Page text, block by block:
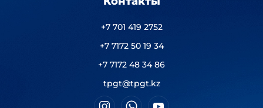
+7 701 419 2752
+7 7172 50 19 34
+7 7172 48 34 86
tpgt@tpgt.kz